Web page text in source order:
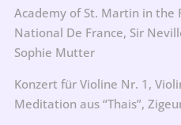
Academy of St. Martin in the
National De France, Sir
Sophie Mutter
Konzert für Violine Nr. 1,
Meditation aus “Thais”,